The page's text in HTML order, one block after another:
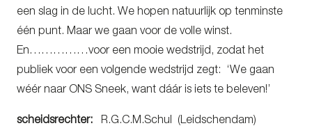
een slag in de lucht. We hopen natuurlijk op tenminste
één punt. Maar we gaan voor de volle winst.
En……………voor een mooie wedstrijd, zodat het
publiek voor een volgende wedstrijd zegt: ‘We gaan
wéér naar ONS Sneek, want dáár is iets te beleven!’
scheidsrechter: R.G.C.M.Schul (Leidschendam)